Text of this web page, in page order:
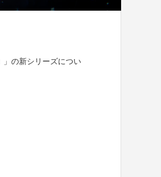
」の新シリーズについ